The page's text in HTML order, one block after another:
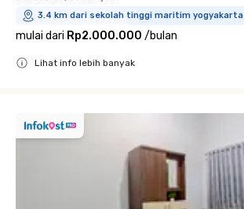
3.4 km dari sekolah tinggi maritim yogyakarta
mulai dari Rp2.000.000 /bulan
Lihat info lebih banyak